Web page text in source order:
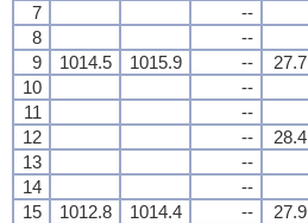
7
--
8
--
9
1014.5 1015.9 -- 27.7
10
--
11
--
12
-- 28.4
13
--
14
--
15
1012.8 1014.4 -- 27.9
7
--
8
--
9
1014.5 1015.9 -- 27.7
10
--
11
--
12
-- 28.4
13
--
14
--
15
1012.8 1014.4 -- 27.9
7
--
8
--
9
1014.5 1015.9 -- 27.7
10
--
11
--
12
-- 28.4
13
--
14
--
15
1012.8 1014.4 -- 27.9
7
--
8
--
9
1014.5 1015.9 -- 27.7
10
--
11
--
12
-- 28.4
13
--
14
--
15
1012.8 1014.4 -- 27.9